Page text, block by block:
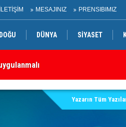
İLETİŞİM MESAJINIZ PRENSIBIMIZ
DÜNYA SİYASET
Yazarın Tüm